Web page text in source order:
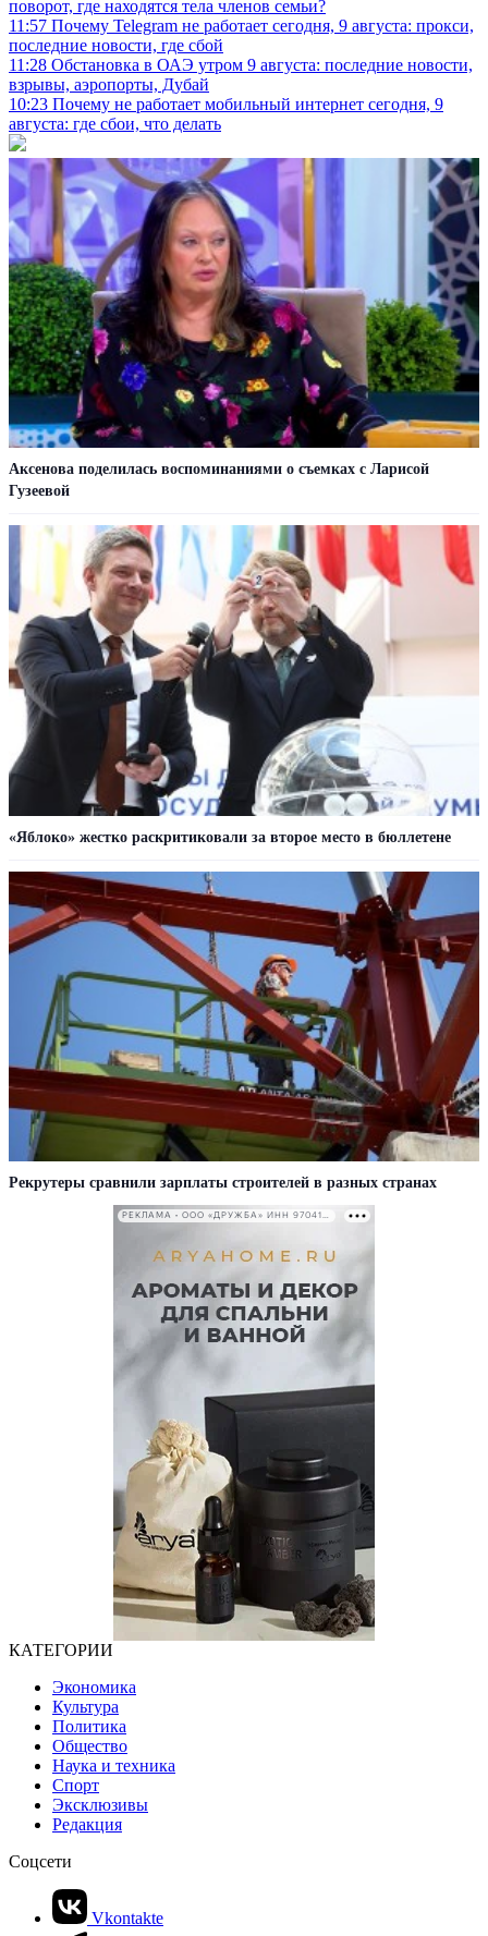
поворот, где находятся тела членов семьи?
11:57 Почему Telegram не работает сегодня, 9 августа: прокси,
последние новости, где сбой
11:28 Обстановка в ОАЭ утром 9 августа: последние новости,
взрывы, аэропорты, Дубай
10:23 Почему не работает мобильный интернет сегодня, 9
августа: где сбои, что делать
Аксенова поделилась воспоминаниями о съемках с Ларисой
Гузеевой
«Яблоко» жестко раскритиковали за второе место в бюллетене
Рекрутеры сравнили зарплаты строителей в разных странах
РЕКЛАМА • ООО «ДРУЖБА» ИНН 9704146411
КАТЕГОРИИ
Экономика
Культура
Политика
Общество
Наука и техника
Спорт
Эксклюзивы
Редакция
Соцсети
Vkontakte